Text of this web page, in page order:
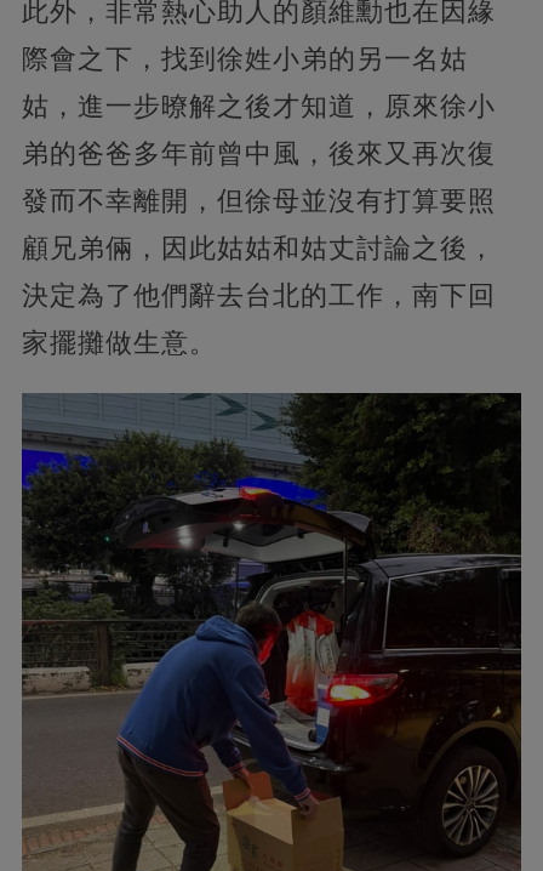
此外，非常熱心助人的顏維勳也在因緣
際會之下，找到徐姓小弟的另一名姑
姑，進一步暸解之後才知道，原來徐小
弟的爸爸多年前曾中風，後來又再次復
發而不幸離開，但徐母並沒有打算要照
顧兄弟倆，因此姑姑和姑丈討論之後，
決定為了他們辭去台北的工作，南下回
家擺攤做生意。